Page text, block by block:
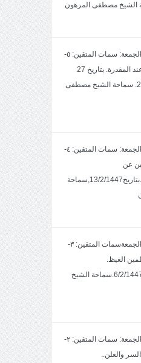
الشيخ مصطفى المرهون
خطبة الجمعة: سمات المتقين: ٥-
العفو عند المقدرة. بتاريخ 27
2/1447. سماحة الشيخ مصطفى
خطبة الجمعة: سمات المتقين: ٤-
عن
الناس.بتاريخ13/2/1447,سماحة
خطبة الجمعةسمات المتقين: ٣-
الغيظ.
بتاريخ6/2/1447.سماحة الشيخ
خطبة الجمعة: سمات المتقين: ٢-
والعلن..